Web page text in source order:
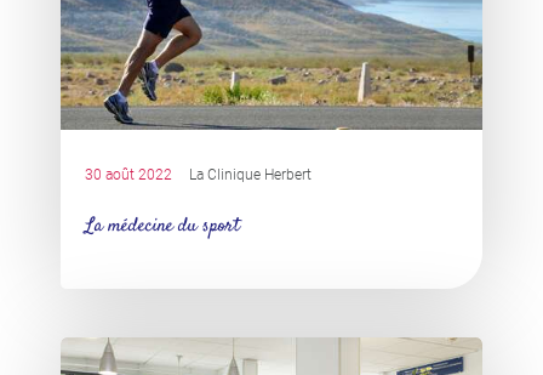
30 août 2022 La Clinique Herbert
La médecine du sport